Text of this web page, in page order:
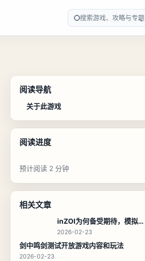
搜索游戏、攻略与专题
阅读导航
关于此游戏
阅读进度
预计阅读 2 分钟
相关文章
inZOI为何备受期待，模拟人生新体验
2026-02-23
剑中鸣剑测试开放游戏内容和玩法
2026-02-23